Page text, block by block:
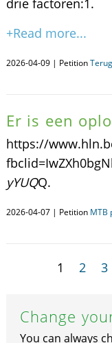
drie factoren: ​1.
+Read more...
2026-04-09 | Petition
Er is een
https://
yYUQQ.
2026-04-07 | Petition MTB
1 2 3
Change
You can always